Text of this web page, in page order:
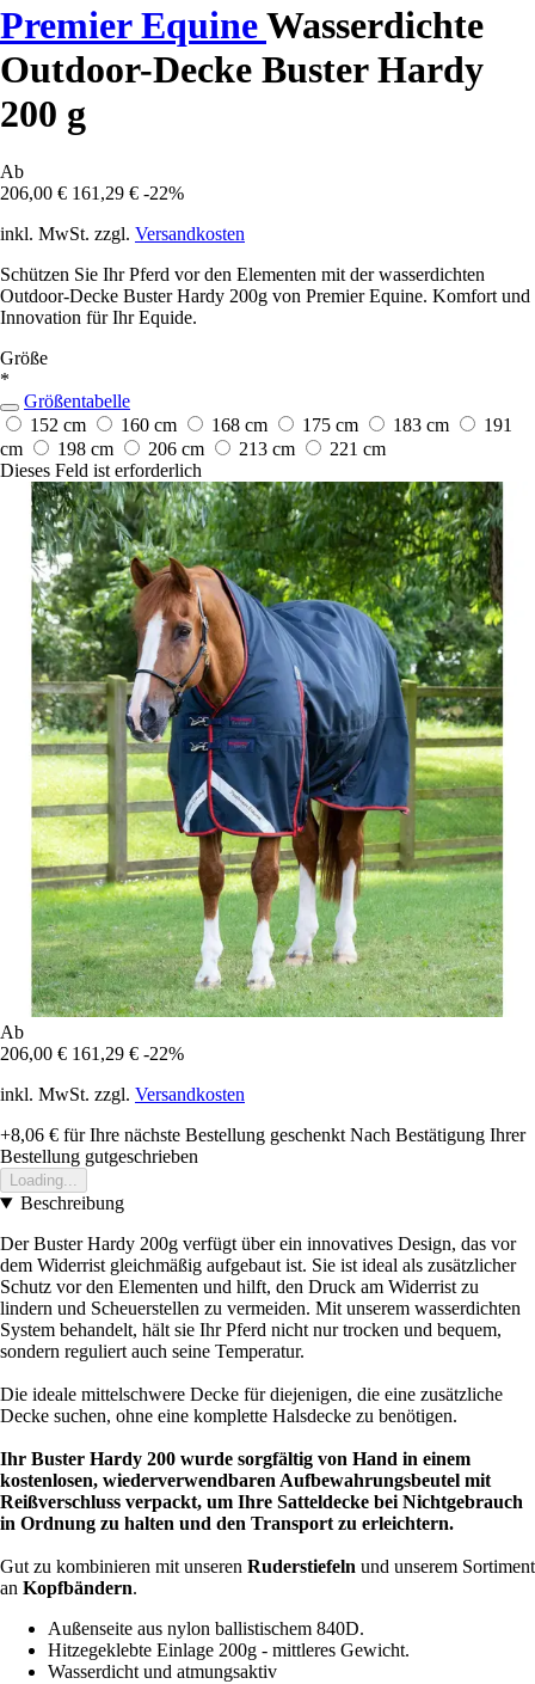
Premier EquineWasserdichte
Outdoor-Decke Buster Hardy
200 g
Ab
206,00 € 161,29 € -22%
inkl. MwSt. zzgl. Versandkosten
Schützen Sie Ihr Pferd vor den Elementen mit der wasserdichten
Outdoor-Decke Buster Hardy 200g von Premier Equine. Komfort und
Innovation für Ihr Equide.
Größe
*
Größentabelle
152 cm
160 cm 168 cm 175 cm 183 cm
191
cm
198 cm 206 cm 213 cm
221 cm
Dieses Feld ist erforderlich
Ab
206,00 € 161,29 € -22%
inkl. MwSt. zzgl. Versandkosten
+8,06 € für Ihre nächste Bestellung geschenkt Nach Bestätigung Ihrer
Bestellung gutgeschrieben
Loading...
Beschreibung
Der Buster Hardy 200g verfügt über ein innovatives Design, das vor
dem Widerrist gleichmäßig aufgebaut ist. Sie ist ideal als zusätzlicher
Schutz vor den Elementen und hilft, den Druck am Widerrist zu
lindern und Scheuerstellen zu vermeiden. Mit unserem wasserdichten
System behandelt, hält sie Ihr Pferd nicht nur trocken und bequem,
sondern reguliert auch seine Temperatur.
Die ideale mittelschwere Decke für diejenigen, die eine zusätzliche
Decke suchen, ohne eine komplette Halsdecke zu benötigen.
Ihr Buster Hardy 200 wurde sorgfältig von Hand in einem
kostenlosen, wiederverwendbaren Aufbewahrungsbeutel mit
Reißverschluss verpackt, um Ihre Satteldecke bei Nichtgebrauch
in Ordnung zu halten und den Transport zu erleichtern.
Gut zu kombinieren mit unseren Ruderstiefeln und unserem Sortiment
an Kopfbändern.
Außenseite aus nylon ballistischem 840D.
Hitzegeklebte Einlage 200g - mittleres Gewicht.
Wasserdicht und atmungsaktiv